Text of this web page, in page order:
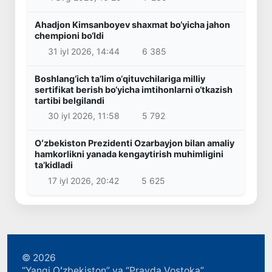
Ahadjon Kimsanboyev shaxmat bo‘yicha jahon
chempioni bo‘ldi
31 iyl 2026, 14:44
6 385
Boshlang‘ich ta’lim o‘qituvchilariga milliy
sertifikat berish bo‘yicha imtihonlarni o‘tkazish
tartibi belgilandi
30 iyl 2026, 11:58
5 792
Oʻzbekiston Prezidenti Ozarbayjon bilan amaliy
hamkorlikni yanada kengaytirish muhimligini
taʼkidladi
17 iyl 2026, 20:42
5 625
© 2026